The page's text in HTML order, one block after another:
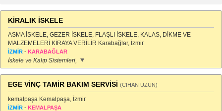
KİRALIK İSKELE
ASMA İSKELE, GEZER İSKELE, FLAŞLI İSKELE, KALAS, DİKME VE
MALZEMELERİ KİRAYA VERİLİR Karabağlar, İzmir
İZMİR - KARABAĞLAR
İskele ve Kalıp Sistemleri,
EGE VİNÇ TAMİR BAKIM SERVİSİ (CİHAN UZUN)
kemalpaşa Kemalpaşa, İzmir
İZMİR - KEMALPAŞA